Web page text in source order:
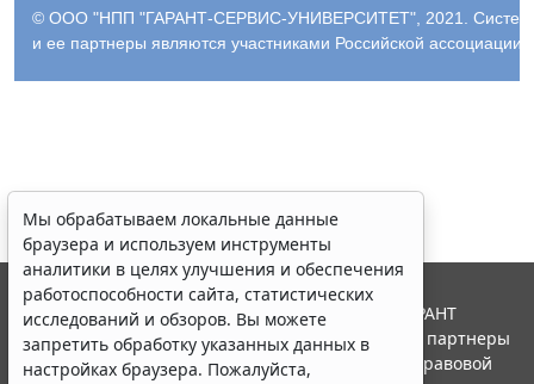
© ООО "НПП "ГАРАНТ-СЕРВИС-УНИВЕРСИТЕТ", 2021. Система
и ее партнеры являются участниками Российской
Мы обрабатываем локальные данные
браузера и используем инструменты
аналитики в целях улучшения и обеспечения
работоспособности сайта, статистических
исследований и обзоров. Вы можете
запретить обработку указанных данных в
настройках браузера. Пожалуйста,
© ООО "НПП "ГАРАНТ-СЕРВИС", 2026. Система ГАРАНТ
выпускается с 1990 года. Компания "Гарант" и ее партнеры
являются участниками Российской ассоциации правовой